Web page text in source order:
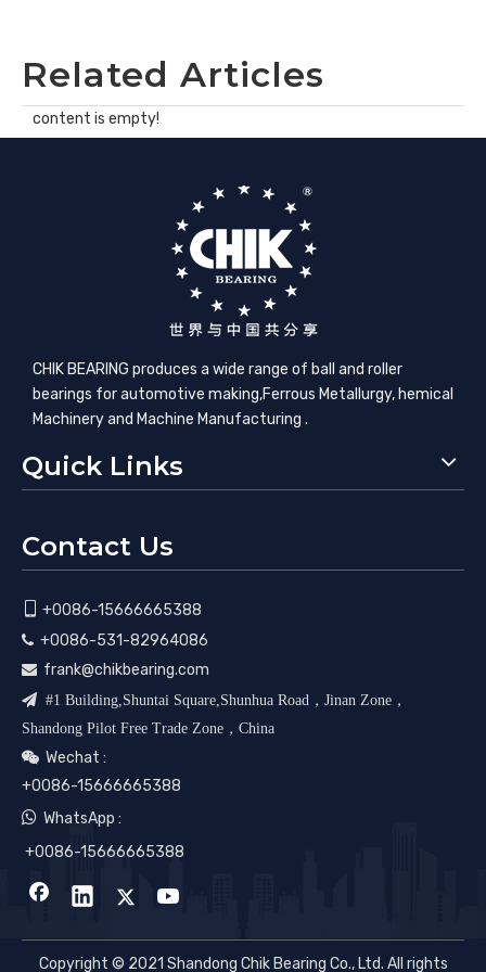
Related Articles
content is empty!
CHIK BEARING produces a wide range of ball and roller
bearings for automotive making,​Ferrous Metallurgy, hemical
Machinery and Machine Manufacturing .
Quick Links
Contact Us
+0086-15666665388
 +0086-531-82964086
 frank@chikbearing.com
 #1 Building,Shuntai Square,Shunhua Road，Jinan Zone，
Shandong Pilot Free Trade Zone，China
 Wechat :
+0086-15666665388
 WhatsApp :
+0086-15666665388
Copyright © 2021 Shandong Chik Bearing Co., Ltd. All rights